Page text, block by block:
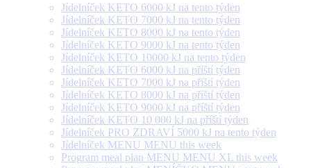
Jídelníček KETO 6000 kJ na tento týden
Jídelníček KETO 7000 kJ na tento týden
Jídelníček KETO 8000 kJ na tento týden
Jídelníček KETO 9000 kJ na tento týden
Jídelníček KETO 10000 kJ na tento týden
Jídelníček KETO 6000 kJ na příští týden
Jídelníček KETO 7000 kJ na příští týden
Jídelníček KETO 8000 kJ na příští týden
Jídelníček KETO 9000 kJ na příští týden
Jídelníček KETO 10 000 kJ na příští týden
Jídelníček PRO ZDRAVÍ 5000 kJ na tento týden
Jídelníček MENU MENU this week
Program meal plan MENU MENU XL this week